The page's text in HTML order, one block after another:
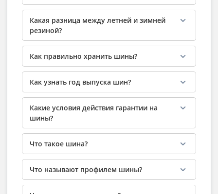
Какая разница между летней и зимней
резиной?
Как правильно хранить шины?
Как узнать год выпуска шин?
Какие условия действия гарантии на
шины?
Что такое шина?
Что называют профилем шины?